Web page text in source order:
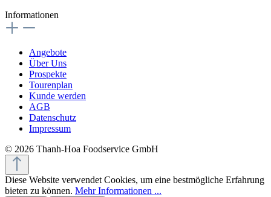
Informationen
Angebote
Über Uns
Prospekte
Tourenplan
Kunde werden
AGB
Datenschutz
Impressum
© 2026 Thanh-Hoa Foodservice GmbH
Diese Website verwendet Cookies, um eine bestmögliche Erfahrung
bieten zu können. Mehr Informationen ...